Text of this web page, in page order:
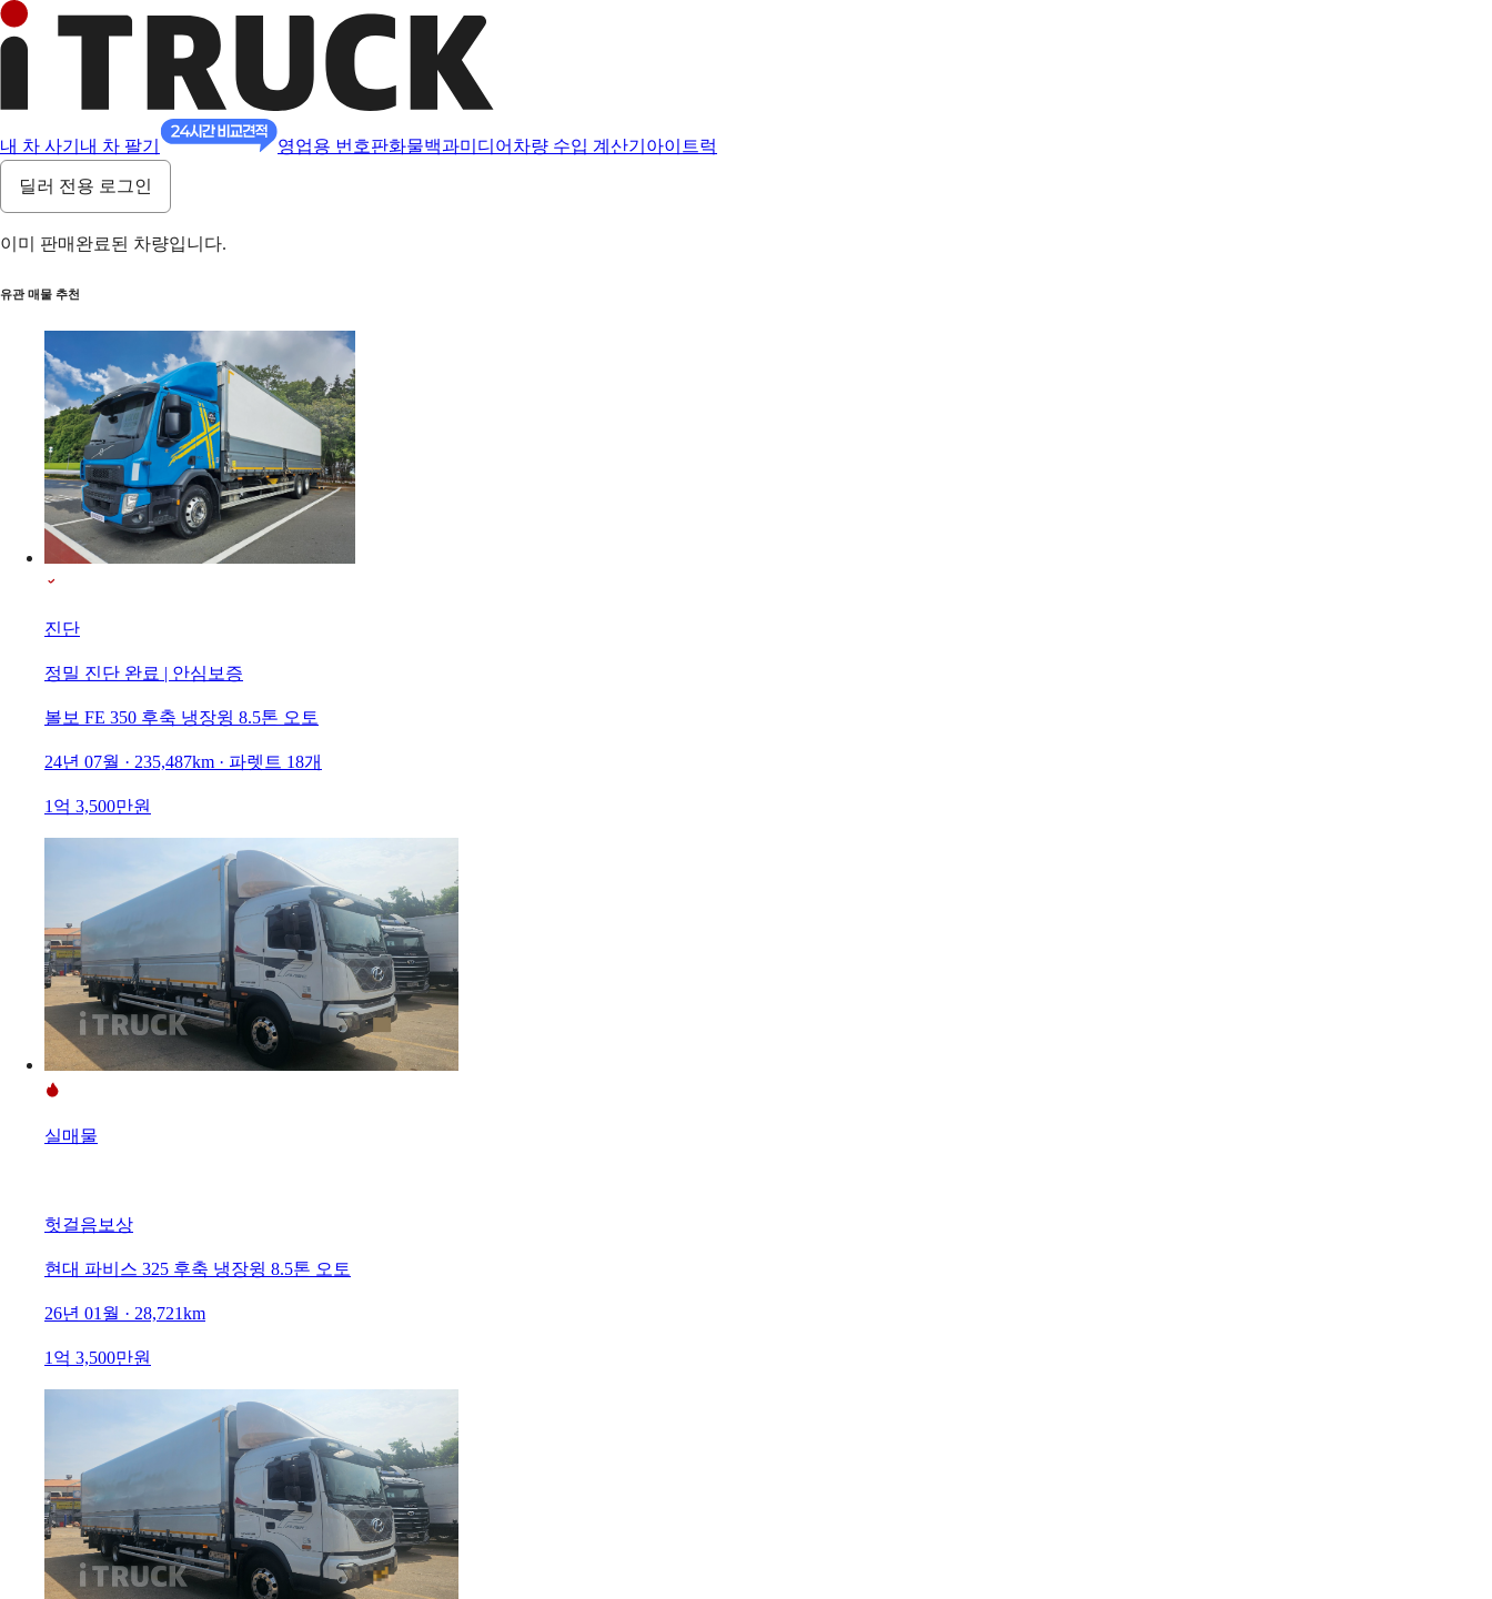
내 차 사기 내 차 팔기 영업용 번호판화물백과미디어 차량 수입 계산기 아이트럭
딜러 전용 로그인
이미 판매완료된 차량입니다.
유관 매물 추천
진단
정밀 진단 완료 | 안심보증
볼보 FE 350 후축 냉장윙 8.5톤 오토
24년 07월 · 235,487km · 파렛트 18개
1억 3,500만원
실매물
헛걸음보상
현대 파비스 325 후축 냉장윙 8.5톤 오토
26년 01월 · 28,721km
1억 3,500만원